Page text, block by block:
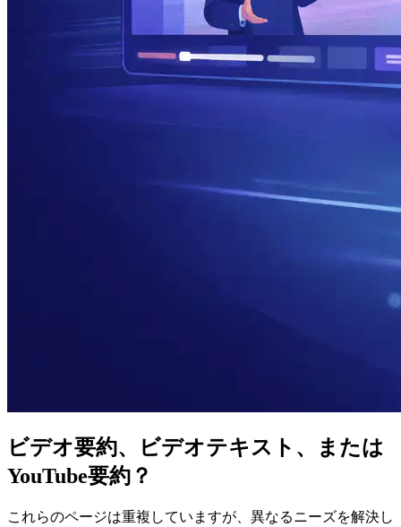
ビデオ要約、ビデオテキスト、または
YouTube要約？
これらのページは重複していますが、異なるニーズを解決し